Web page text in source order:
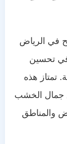
في الرياض
في تحسين
تمتاز هذه
جمال الخشب
والمناطق